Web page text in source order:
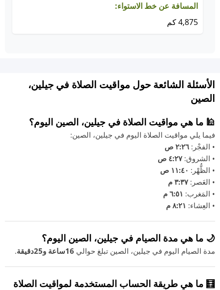
المسافة عن خط الاستواء:
4,875 كم
الأسئلة الشائعة حول مواقيت الصلاة في جيلين،
الصين
🕌 ما هي مواقيت الصلاة في جيلين، الصين اليوم؟
فيما يلي مواقيت الصلاة اليوم في جيلين، الصين:
• الفجْر: ٢:٢٦ ص
• الشروق:٤:٢٧ ص
• الظُّهْر: ١١:٤٠ ص
• العَصر:٣:٣٧ م
• المَغرب: ٦:٥١ م
• العِشاء: ٨:٢١ م
🌙 ما هي مدة الصيام في جيلين، الصين اليوم؟
مدة الصيام اليوم في جيلين، الصين تبلغ حوالي 16ساعة و25دقيقة .
🧮 ما هي طريقة الحساب المستخدمة لمواقيت الصلاة